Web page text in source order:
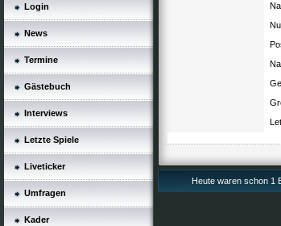
Login
News
Termine
Gästebuch
Interviews
Letzte Spiele
Liveticker
Umfragen
Kader
Heute waren schon 1